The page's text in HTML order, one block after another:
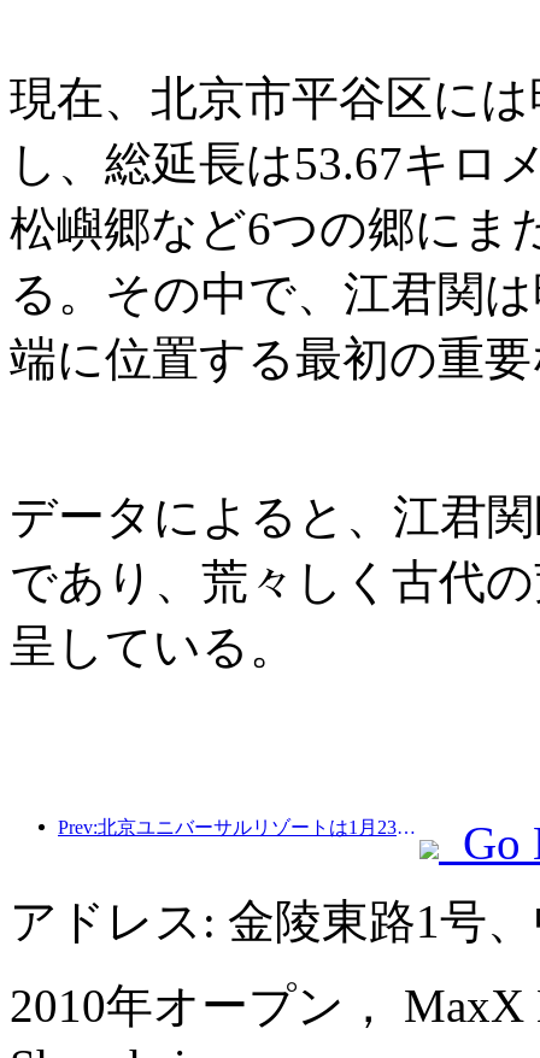
現在、北京市平谷区に
し、総延長は53.67キロ
松嶼郷など6つの郷にま
る。その中で、江君関
端に位置する最初の重
データによると、江君
であり、荒々しく古代
呈している。
Prev:北京ユニバーサルリゾートは1月23日から40日間にわたってユニバーサル旧正月イベントを開催する。
Go
アドレス: 金陵東路1号
2010年オープン， MaxX